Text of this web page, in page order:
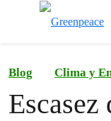
Blog Clima y
Escasez